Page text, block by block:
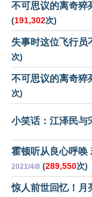
不可思议的离奇
(191,302次)
失事时这位飞行员
次)
不可思议的离奇
次)
小笑话：江泽民与
霍顿听从良心呼唤
2021/4/8 (289,550次)
惊人前世回忆！月